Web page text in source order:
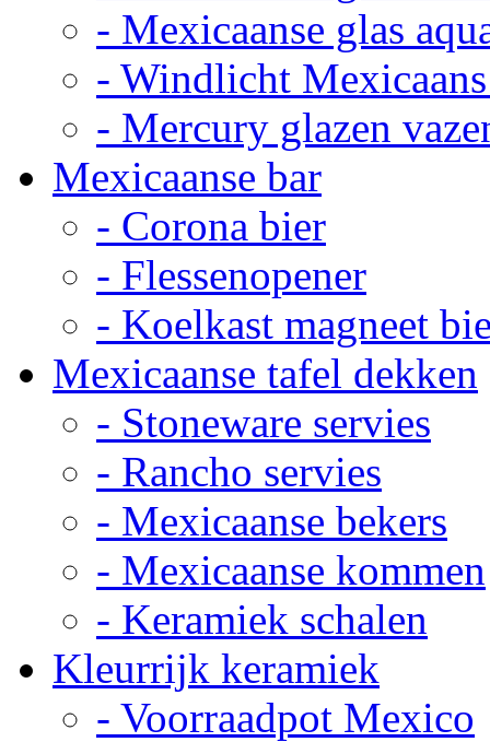
- Mexicaanse glas
- Windlicht
- Mercury glazen
Mexicaanse bar
- Corona bier
- Flessenopener
- Koelkast magneet
Mexicaanse tafel dekken
- Stoneware servies
- Rancho servies
- Mexicaanse bekers
- Mexicaanse kommen
- Keramiek schalen
Kleurrijk keramiek
- Voorraadpot Mexico